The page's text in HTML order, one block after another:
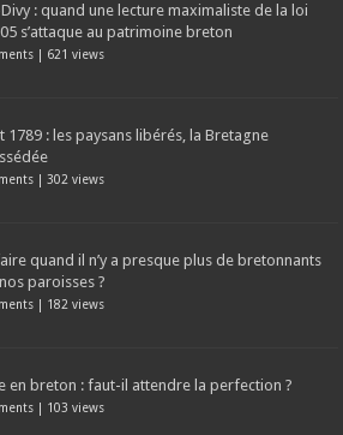
: quand une lecture maximaliste de la loi
s’attaque au patrimoine breton
| 621 views
1789 : les paysans libérés, la Bretagne
| 302 views
quand il n’y a presque plus de bretonnants
paroisses ?
| 182 views
en breton : faut-il attendre la perfection ?
| 103 views